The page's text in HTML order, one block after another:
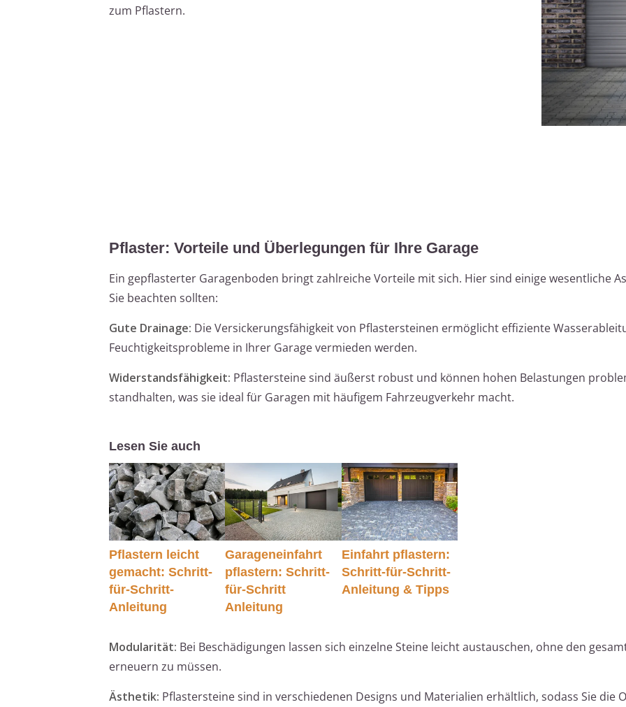
zum Pflastern.
Pflaster: Vorteile und Überlegungen für Ihre Garage
Ein gepflasterter Garagenboden bringt zahlreiche Vorteile mit sich. Hier sind einige wesentliche
Sie beachten sollten:
Gute Drainage: Die Versickerungsfähigkeit von Pflastersteinen ermöglicht effiziente
Feuchtigkeitsprobleme in Ihrer Garage vermieden werden.
Widerstandsfähigkeit: Pflastersteine sind äußerst robust und können hohen Belastungen
standhalten, was sie ideal für Garagen mit häufigem Fahrzeugverkehr macht.
Lesen Sie auch
Pflastern leicht
gemacht: Schritt-
für-Schritt-
Anleitung
Garageneinfahrt
pflastern: Schritt-
für-Schritt
Anleitung
Einfahrt pflastern:
Schritt-für-Schritt-
Anleitung & Tipps
Modularität: Bei Beschädigungen lassen sich einzelne Steine leicht austauschen, ohne den
erneuern zu müssen.
Ästhetik: Pflastersteine sind in verschiedenen Designs und Materialien erhältlich, sodass Sie die